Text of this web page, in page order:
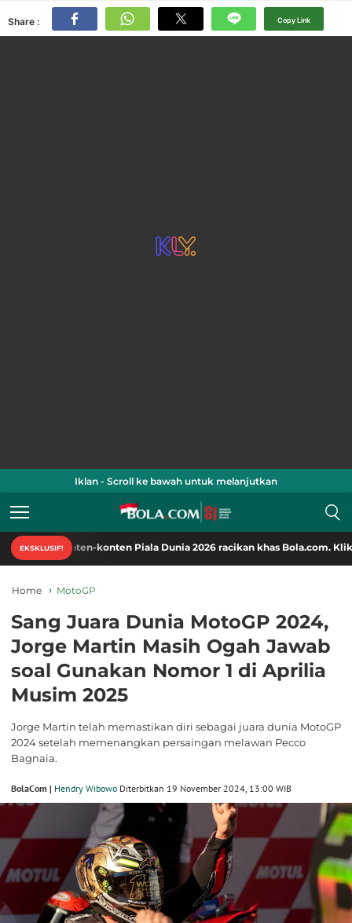
Share : Copy Link
Iklan - Scroll ke bawah untuk melanjutkan
EKSKLUSIF!
konten Piala Dunia 2026 racikan khas Bola.com. Klik di sini!
Home MotoGP
Sang Juara Dunia MotoGP 2024,
Jorge Martin Masih Ogah Jawab
soal Gunakan Nomor 1 di Aprilia
Musim 2025
Jorge Martin telah memastikan diri sebagai juara dunia MotoGP
2024 setelah memenangkan persaingan melawan Pecco
Bagnaia.
BolaCom | Hendry Wibowo Diterbitkan 19 November 2024, 13:00 WIB